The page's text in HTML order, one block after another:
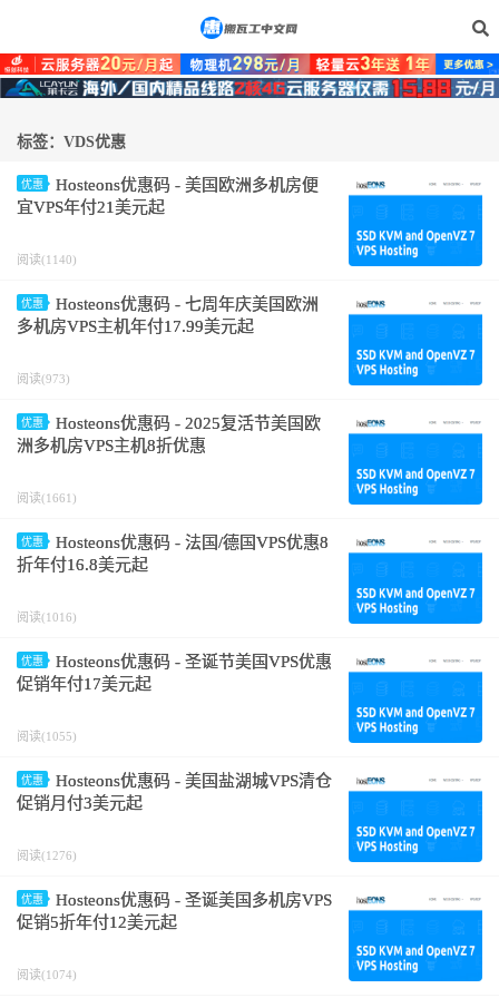
标签：VDS优惠
优惠
Hosteons优惠码 - 美国欧洲多机房便
宜VPS年付21美元起
阅读(1140)
优惠
Hosteons优惠码 - 七周年庆美国欧洲
多机房VPS主机年付17.99美元起
阅读(973)
优惠
Hosteons优惠码 - 2025复活节美国欧
洲多机房VPS主机8折优惠
阅读(1661)
优惠
Hosteons优惠码 - 法国/德国VPS优惠8
折年付16.8美元起
阅读(1016)
优惠
Hosteons优惠码 - 圣诞节美国VPS优惠
促销年付17美元起
阅读(1055)
优惠
Hosteons优惠码 - 美国盐湖城VPS清仓
促销月付3美元起
阅读(1276)
优惠
Hosteons优惠码 - 圣诞美国多机房VPS
促销5折年付12美元起
阅读(1074)